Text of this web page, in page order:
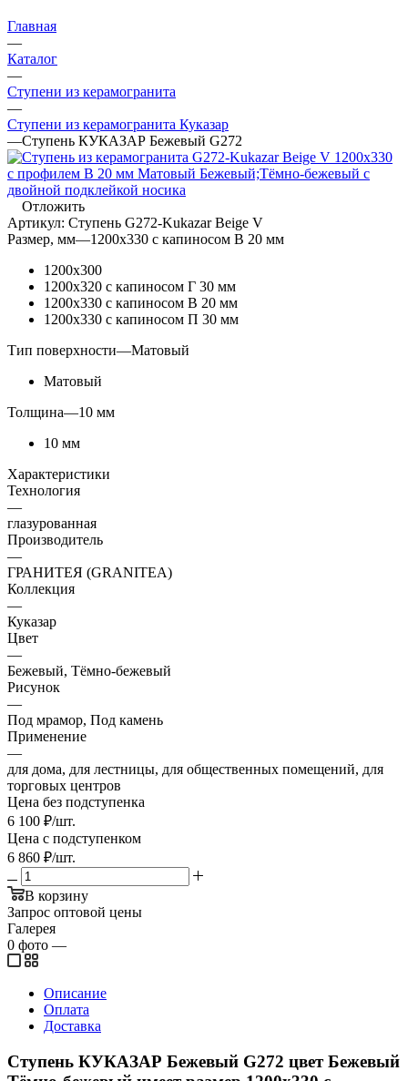
Главная
—
Каталог
—
Ступени из керамогранита
—
Ступени из керамогранита Куказар
—Ступень КУКАЗАР Бежевый G272
Отложить
Артикул: Ступень G272-Kukazar Beige V
Размер, мм—1200x330 с капиносом В 20 мм
1200x300
1200x320 с капиносом Г 30 мм
1200x330 с капиносом В 20 мм
1200x330 с капиносом П 30 мм
Тип поверхности—Матовый
Матовый
Толщина—10 мм
10 мм
Характеристики
Технология
—
глазурованная
Производитель
—
ГРАНИТЕЯ (GRANITEA)
Коллекция
—
Куказар
Цвет
—
Бежевый, Тёмно-бежевый
Рисунок
—
Под мрамор, Под камень
Применение
—
для дома, для лестницы, для общественных помещений, для
торговых центров
Цена без подступенка
6 100 ₽/шт.
Цена с подступенком
6 860 ₽/шт.
В корзину
Запрос оптовой цены
Галерея
0 фото —
Описание
Оплата
Доставка
Ступень КУКАЗАР Бежевый G272 цвет Бежевый